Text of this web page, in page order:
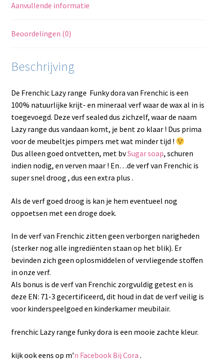
Aanvullende informatie
Beoordelingen (0)
Beschrijving
De Frenchic Lazy range Funky dora van Frenchic is een
100% natuurlijke krijt- en mineraal verf waar de wax al in is
toegevoegd. Deze verf sealed dus zichzelf, waar de naam
Lazy range dus vandaan komt, je bent zo klaar ! Dus prima
voor de meubeltjes pimpers met wat minder tijd !
Dus alleen goed ontvetten, met bvSugar soap, schuren
indien nodig, en verven maar ! En…de verf van Frenchic is
super snel droog , dus een extra plus .
Als de verf goed droog is kan je hem eventueel nog
oppoetsen met een droge doek.
In de verf van Frenchic zitten geen verborgen narigheden
(sterker nog alle ingrediënten staan op het blik). Er
bevinden zich geen oplosmiddelen of vervliegende stoffen
in onze verf.
Als bonus is de verf van Frenchic zorgvuldig getest en is
deze EN: 71-3 gecertificeerd, dit houd in dat de verf veilig is
voor kinderspeelgoed en kinderkamer meubilair.
frenchic Lazy range funky dora is een mooie zachte kleur.
kijk ook eens op m’n Facebook Bij Cora .